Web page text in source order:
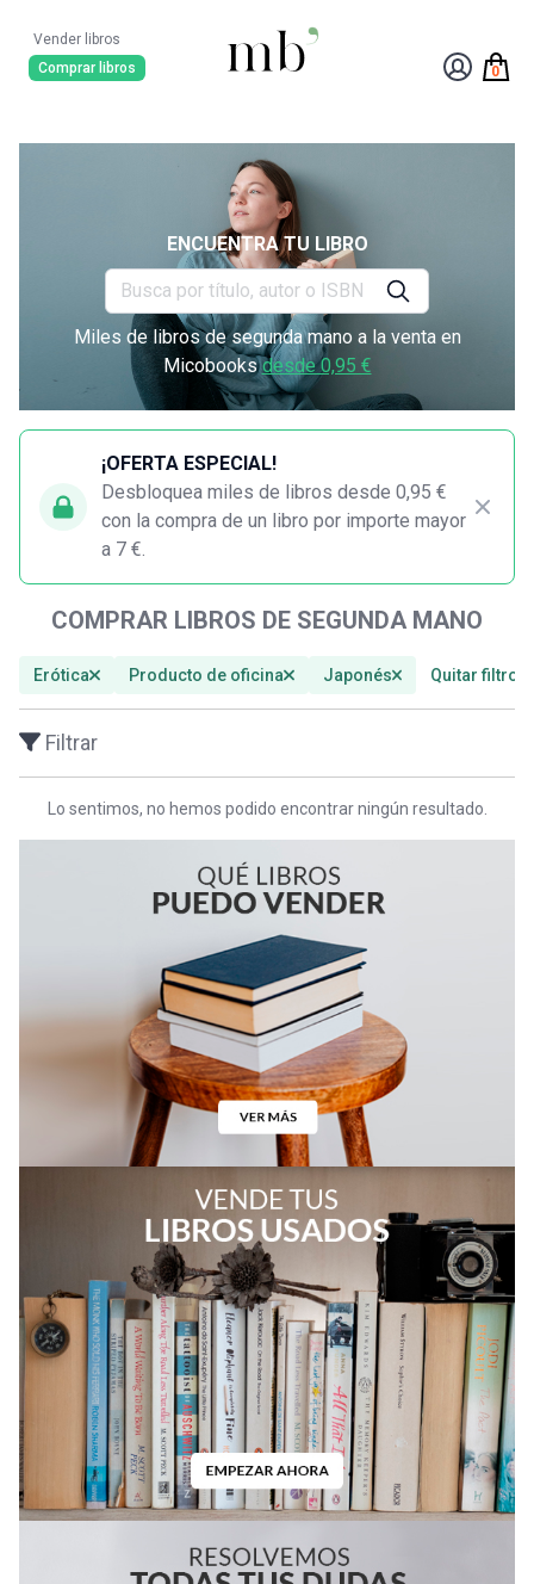
Vender libros
Comprar libros
0
ENCUENTRA TU LIBRO
Miles de libros de segunda mano a la venta en
Micobooksdesde 0,95 €
¡OFERTA ESPECIAL!
Desbloquea miles de libros desde 0,95 €
con la compra de un libro por importe mayor
a 7 €.
COMPRAR LIBROS DE SEGUNDA MANO
Erótica Producto de oficina Japonés Quitar filtros
Filtrar
Lo sentimos, no hemos podido encontrar ningún resultado.